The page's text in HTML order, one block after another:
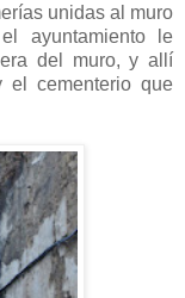
unidas al muro
ayuntamiento le
del muro, y allí
el cementerio que